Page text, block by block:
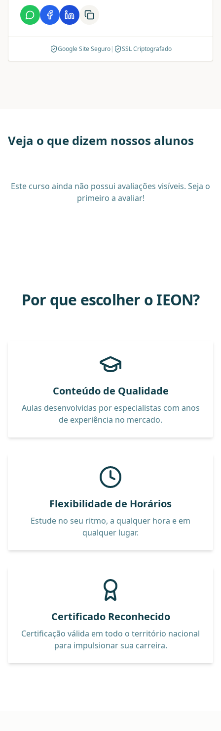
Google Site Seguro| SSL Criptografado
Veja o que dizem nossos alunos
Este curso ainda não possui avaliações visíveis. Seja o
primeiro a avaliar!
Por que escolher o IEON?
Conteúdo de Qualidade
Aulas desenvolvidas por especialistas com anos
de experiência no mercado.
Flexibilidade de Horários
Estude no seu ritmo, a qualquer hora e em
qualquer lugar.
Certificado Reconhecido
Certificação válida em todo o território nacional
para impulsionar sua carreira.